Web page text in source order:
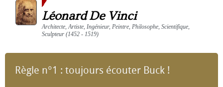
Léonard De Vinci
Architecte, Artiste, Ingénieur, Peintre, Philosophe, Scientifique,
Sculpteur (1452 - 1519)
Règle n°1 : toujours écouter Buck !